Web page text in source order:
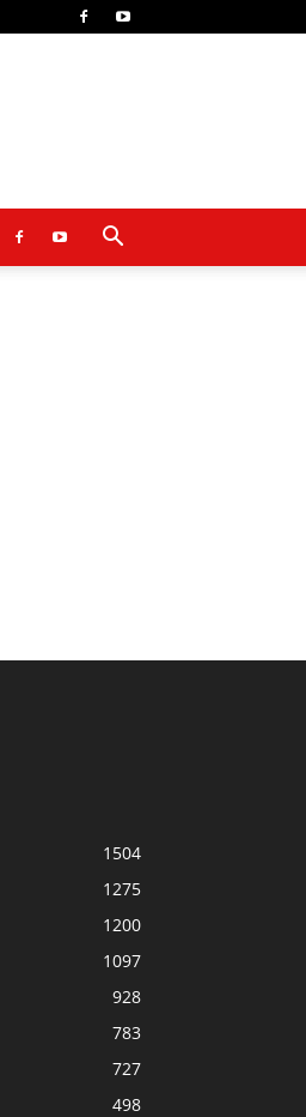
1504
1275
1200
1097
928
783
727
498